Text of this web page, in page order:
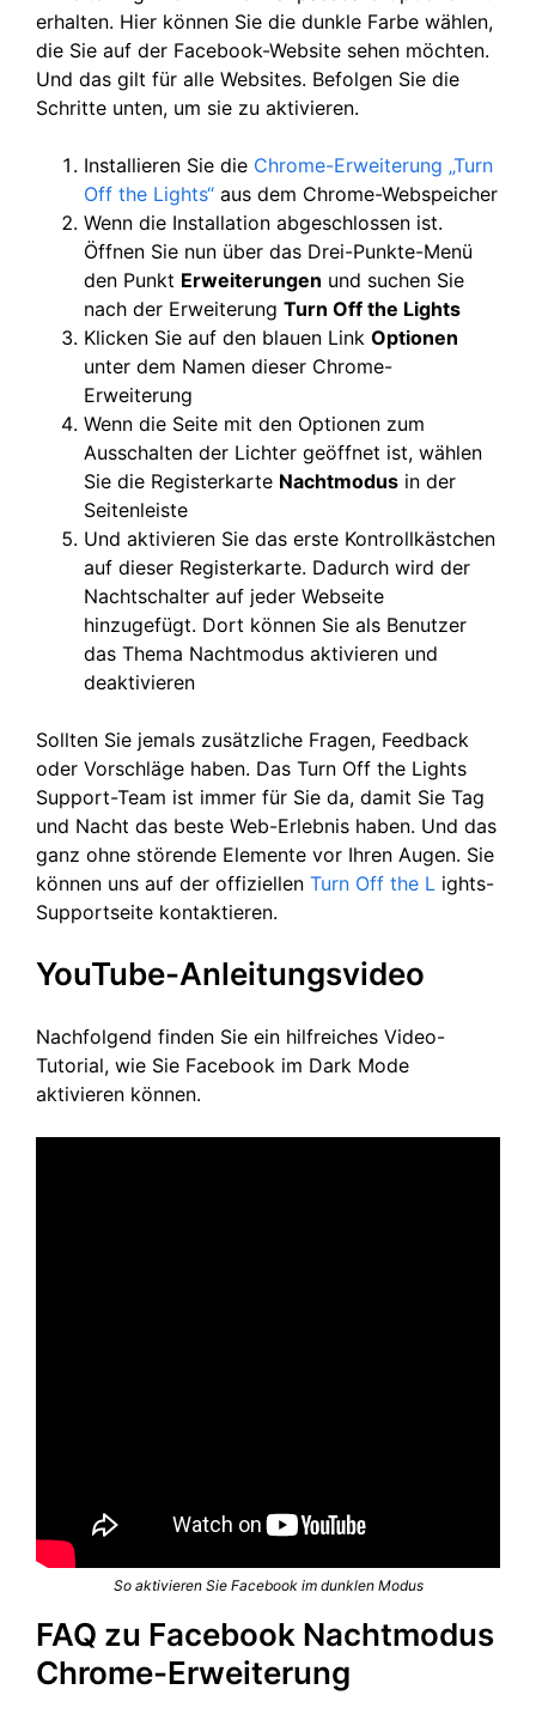
erhalten. Hier können Sie die dunkle Farbe wählen,
die Sie auf der Facebook-Website sehen möchten.
Und das gilt für alle Websites. Befolgen Sie die
Schritte unten, um sie zu aktivieren.
Installieren Sie die Chrome-Erweiterung „Turn
Off the Lights“ aus dem Chrome-Webspeicher
Wenn die Installation abgeschlossen ist.
Öffnen Sie nun über das Drei-Punkte-Menü
den Punkt Erweiterungen und suchen Sie
nach der Erweiterung Turn Off the Lights
Klicken Sie auf den blauen Link Optionen
unter dem Namen dieser Chrome-
Erweiterung
Wenn die Seite mit den Optionen zum
Ausschalten der Lichter geöffnet ist, wählen
Sie die Registerkarte Nachtmodus in der
Seitenleiste
Und aktivieren Sie das erste Kontrollkästchen
auf dieser Registerkarte. Dadurch wird der
Nachtschalter auf jeder Webseite
hinzugefügt. Dort können Sie als Benutzer
das Thema Nachtmodus aktivieren und
deaktivieren
Sollten Sie jemals zusätzliche Fragen, Feedback
oder Vorschläge haben. Das Turn Off the Lights
Support-Team ist immer für Sie da, damit Sie Tag
und Nacht das beste Web-Erlebnis haben. Und das
ganz ohne störende Elemente vor Ihren Augen. Sie
können uns auf der offiziellen Turn Off the L ights-
Supportseite kontaktieren.
YouTube-Anleitungsvideo
Nachfolgend finden Sie ein hilfreiches Video-
Tutorial, wie Sie Facebook im Dark Mode
aktivieren können.
So aktivieren Sie Facebook im dunklen Modus
FAQ zu Facebook Nachtmodus
Chrome-Erweiterung